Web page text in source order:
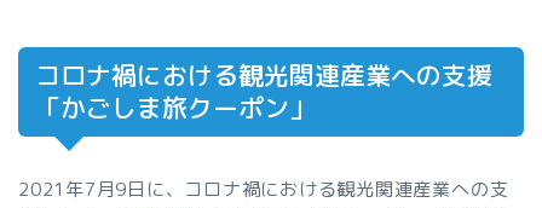
コロナ禍における観光関連産業への支援
「かごしま旅クーポン」
2021年7月9日に、コロナ禍における観光関連産業への支